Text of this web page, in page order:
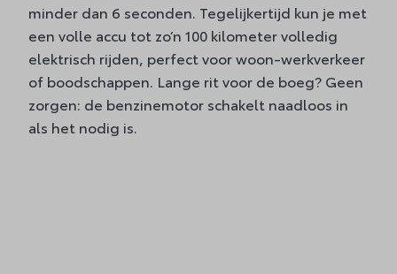
minder dan 6 seconden. Tegelijkertijd kun je met
een volle accu tot zo’n 100 kilometer volledig
elektrisch rijden, perfect voor woon-werkverkeer
of boodschappen. Lange rit voor de boeg? Geen
zorgen: de benzinemotor schakelt naadloos in
als het nodig is.